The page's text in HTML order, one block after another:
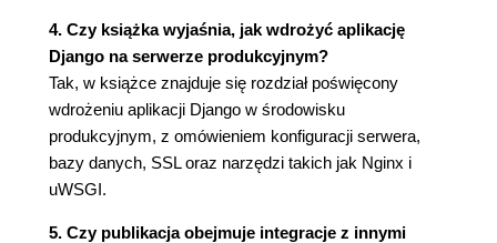
Pobieranie podobnych postów 70
Podsumowanie 72
Rozdział 3. Rozbudowa aplikacji bloga 75
Utworzenie własnych filtrów i znaczników
szablonu 75
Utworzenie własnych znaczników szablonu
Utworzenie własnych filtrów szablonu 80
4. Czy książka wyjaśnia, jak wdrożyć aplikację
Django na serwerze produkcyjnym?
Tak, w książce znajduje się rozdział poświęcony
wdrożeniu aplikacji Django w środowisku
produkcyjnym, z omówieniem konfiguracji serwera,
bazy danych, SSL oraz narzędzi takich jak Nginx i
uWSGI.
5. Czy publikacja obejmuje integracje z innymi